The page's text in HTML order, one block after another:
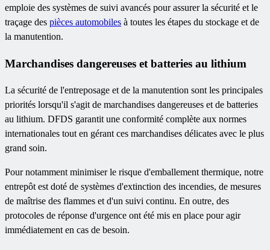
emploie des systèmes de suivi avancés pour assurer la sécurité et le
traçage des pièces automobiles à toutes les étapes du stockage et de
la manutention.
Marchandises dangereuses et batteries au lithium
La sécurité de l'entreposage et de la manutention sont les principales
priorités lorsqu'il s'agit de marchandises dangereuses et de batteries
au lithium. DFDS garantit une conformité complète aux normes
internationales tout en gérant ces marchandises délicates avec le plus
grand soin.
Pour notamment minimiser le risque d'emballement thermique, notre
entrepôt est doté de systèmes d'extinction des incendies, de mesures
de maîtrise des flammes et d'un suivi continu. En outre, des
protocoles de réponse d'urgence ont été mis en place pour agir
immédiatement en cas de besoin.